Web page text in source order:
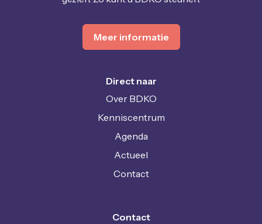
Meer informatie
Direct naar
Over BDKO
Kenniscentrum
Agenda
Actueel
Contact
Contact